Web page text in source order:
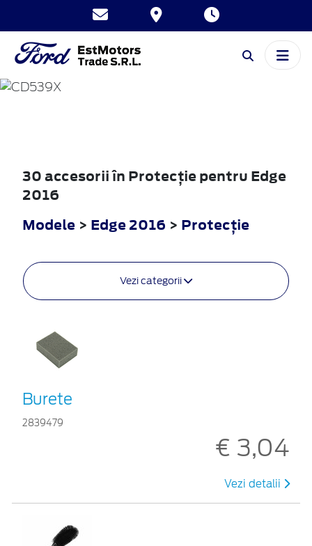
EDGE
30 accesorii în Protecţie pentru Edge
2016
Modele > Edge 2016 > Protecţie
Vezi categorii
Burete
2839479
€ 3,04
Vezi detalii